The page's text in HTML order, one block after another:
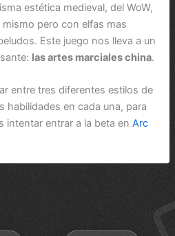
estética medieval, del WoW,
pero con elfas mas
Este juego nos lleva a un
las artes marciales china.
entre tres diferentes estilos de
habilidades en cada una, para
intentar entrar a la beta enArc